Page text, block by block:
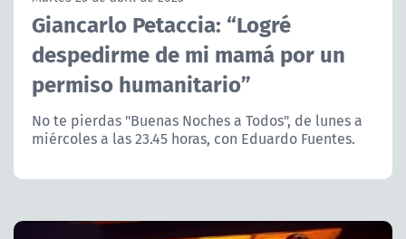
ACTUALIDAD Y TENDENCIAS
CORPORATIVO Y TRANSPARENCIA
CANAL DE DENUNCIAS
ÁREA DE PROYECTOS
Giancarlo Petaccia: “Logré
despedirme de mi mamá por un
permiso humanitario”
No te pierdas "Buenas Noches a Todos", de lunes a
miércoles a las 23.45 horas, con Eduardo Fuentes.